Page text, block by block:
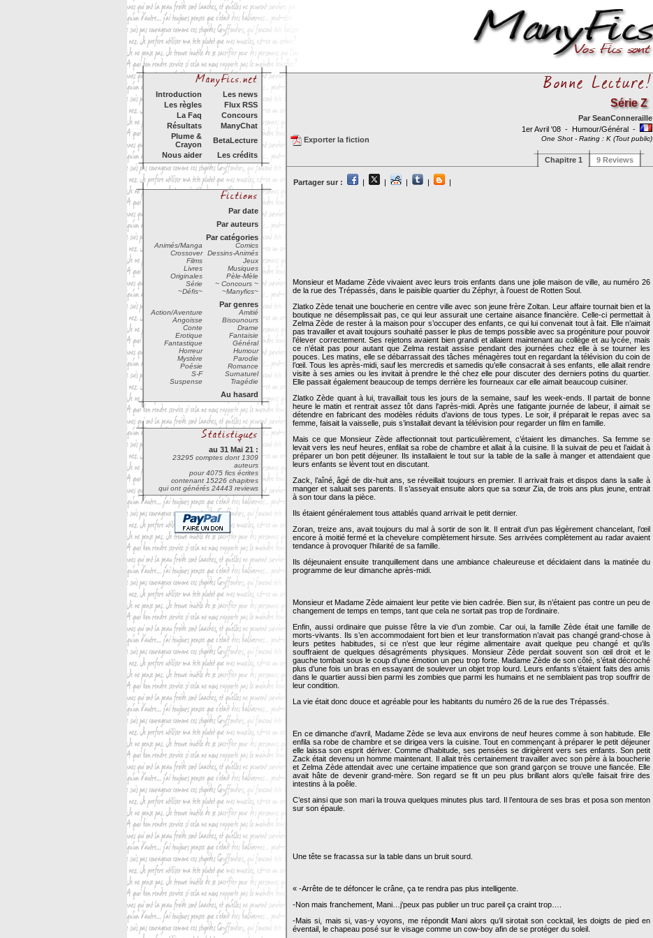
Introduction
Les news
Les règles
Flux RSS
La Faq
Concours
Résultats
ManyChat
Plume &
Crayon
BetaLecture
Nous aider
Les crédits
Par date
Par auteurs
Par catégories
Animés/Manga
Comics
Crossover
Dessins-Animés
Films
Jeux
Livres
Musiques
Originales
Pèle-Mèle
Série
~ Concours ~
~Défis~
~Manyfics~
Par genres
Action/Aventure
Amitié
Angoisse
Bisounours
Conte
Drame
Erotique
Fantaisie
Fantastique
Général
Horreur
Humour
Mystère
Parodie
Poésie
Romance
S-F
Surnaturel
Suspense
Tragédie
Au hasard
au 31 Mai 21 :
23295 comptes dont 1309
auteurs
pour 4075 fics écrites
contenant 15226 chapitres
qui ont générés 24443 reviews
Série Z
Par SeanConneraille
1er Avril '08 - Humour/Général -
One Shot - Rating : K (Tout public)
Exporter la fiction
Chapitre 1 9 Reviews
Partager sur : | | | | |
Monsieur et Madame Zède vivaient avec leurs trois enfants dans une jolie maison de ville, au numéro 26
de la rue des Trépassés, dans le paisible quartier du Zéphyr, à l’ouest de Rotten Soul.
Zlatko Zède tenait une boucherie en centre ville avec son jeune frère Zoltan. Leur affaire tournait bien et la
boutique ne désemplissait pas, ce qui leur assurait une certaine aisance financière. Celle-ci permettait à
Zelma Zède de rester à la maison pour s’occuper des enfants, ce qui lui convenait tout à fait. Elle n’aimait
pas travailler et avait toujours souhaité passer le plus de temps possible avec sa progéniture pour pouvoir
l’élever correctement. Ses rejetons avaient bien grandi et allaient maintenant au collège et au lycée, mais
ce n’était pas pour autant que Zelma restait assise pendant des journées chez elle à se tourner les
pouces. Les matins, elle se débarrassait des tâches ménagères tout en regardant la télévision du coin de
l’œil. Tous les après-midi, sauf les mercredis et samedis qu’elle consacrait à ses enfants, elle allait rendre
visite à ses amies ou les invitait à prendre le thé chez elle pour discuter des derniers potins du quartier.
Elle passait également beaucoup de temps derrière les fourneaux car elle aimait beaucoup cuisiner.
Zlatko Zède quant à lui, travaillait tous les jours de la semaine, sauf les week-ends. Il partait de bonne
heure le matin et rentrait assez tôt dans l'après-midi. Après une fatigante journée de labeur, il aimait se
détendre en fabricant des modèles réduits d’avions de tous types. Le soir, il préparait le repas avec sa
femme, faisait la vaisselle, puis s’installait devant la télévision pour regarder un film en famille.
Mais ce que Monsieur Zède affectionnait tout particulièrement, c’étaient les dimanches. Sa femme se
levait vers les neuf heures, enfilait sa robe de chambre et allait à la cuisine. Il la suivait de peu et l’aidait à
préparer un bon petit déjeuner. Ils installaient le tout sur la table de la salle à manger et attendaient que
leurs enfants se lèvent tout en discutant.
Zack, l’aîné, âgé de dix-huit ans, se réveillait toujours en premier. Il arrivait frais et dispos dans la salle à
manger et saluait ses parents. Il s’asseyait ensuite alors que sa sœur Zia, de trois ans plus jeune, entrait
à son tour dans la pièce.
Ils étaient généralement tous attablés quand arrivait le petit dernier.
Zoran, treize ans, avait toujours du mal à sortir de son lit. Il entrait d’un pas légèrement chancelant, l’œil
encore à moitié fermé et la chevelure complètement hirsute. Ses arrivées complètement au radar avaient
tendance à provoquer l’hilarité de sa famille.
Ils déjeunaient ensuite tranquillement dans une ambiance chaleureuse et décidaient dans la matinée du
programme de leur dimanche après-midi.
Monsieur et Madame Zède aimaient leur petite vie bien cadrée. Bien sur, ils n’étaient pas contre un peu de
changement de temps en temps, tant que cela ne sortait pas trop de l’ordinaire.
Enfin, aussi ordinaire que puisse l’être la vie d’un zombie. Car oui, la famille Zède était une famille de
morts-vivants. Ils s’en accommodaient fort bien et leur transformation n’avait pas changé grand-chose à
leurs petites habitudes, si ce n’est que leur régime alimentaire avait quelque peu changé et qu’ils
souffraient de quelques désagréments physiques. Monsieur Zède perdait souvent son œil droit et le
gauche tombait sous le coup d’une émotion un peu trop forte. Madame Zède de son côté, s’était décroché
plus d’une fois un bras en essayant de soulever un objet trop lourd. Leurs enfants s’étaient faits des amis
dans le quartier aussi bien parmi les zombies que parmi les humains et ne semblaient pas trop souffrir de
leur condition.
La vie était donc douce et agréable pour les habitants du numéro 26 de la rue des Trépassés.
En ce dimanche d’avril, Madame Zède se leva aux environs de neuf heures comme à son habitude. Elle
enfila sa robe de chambre et se dirigea vers la cuisine. Tout en commençant à préparer le petit déjeuner
elle laissa son esprit dériver. Comme d’habitude, ses pensées se dirigèrent vers ses enfants. Son petit
Zack était devenu un homme maintenant. Il allait très certainement travailler avec son père à la boucherie
et Zelma Zède attendait avec une certaine impatience que son grand garçon se trouve une fiancée. Elle
avait hâte de devenir grand-mère. Son regard se fit un peu plus brillant alors qu’elle faisait frire des
intestins à la poêle.
C’est ainsi que son mari la trouva quelques minutes plus tard. Il l’entoura de ses bras et posa son menton
sur son épaule.
Une tête se fracassa sur la table dans un bruit sourd.
« -Arrête de te défoncer le crâne, ça te rendra pas plus intelligente.
-Non mais franchement, Mani…j’peux pas publier un truc pareil ça craint trop….
-Mais si, mais si, vas-y voyons, me répondit Mani alors qu’il sirotait son cocktail, les doigts de pied en
éventail, le chapeau posé sur le visage comme un cow-boy afin de se protéger du soleil.